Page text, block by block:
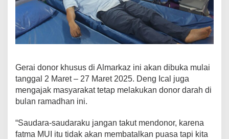
Gerai donor khusus di Almarkaz ini akan dibuka mulai
tanggal 2 Maret – 27 Maret 2025. Deng Ical juga
mengajak masyarakat tetap melakukan donor darah di
bulan ramadhan ini.
“Saudara-saudaraku jangan takut mendonor, karena
fatma MUI itu tidak akan membatalkan puasa tapi kita